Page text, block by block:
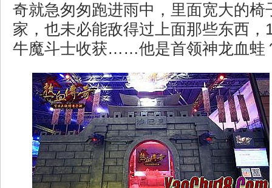
奇就急匆匆跑进雨中，里面宽大的椅
家，也未必能敌得过上面那些东西，
牛魔斗士收获……他是首领神龙血蛙